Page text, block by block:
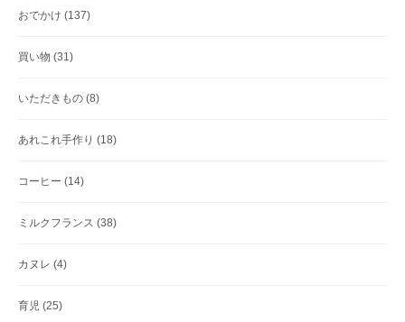
おでかけ (137)
買い物 (31)
いただきもの (8)
あれこれ手作り (18)
コーヒー (14)
ミルクフランス (38)
カヌレ (4)
育児 (25)